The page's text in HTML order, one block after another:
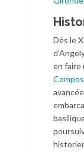
Dès le
en faire